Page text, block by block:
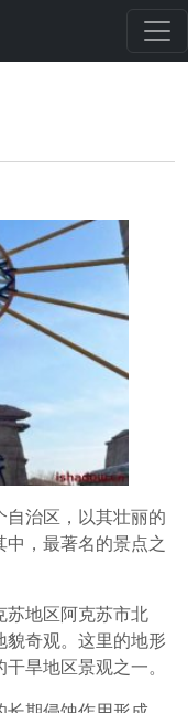
治区，以其壮丽的
，最著名的景点之
苏地区阿克苏市北
奇观。这里的地形
旱地区景观之一。